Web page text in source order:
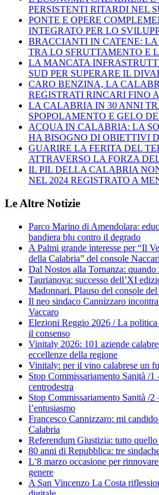
PERSISTENTI RITARDI NEL
PONTE E OPERE
INTEGRATO PER LO
BRACCIANTI IN CATENE:
TRA LO SFRUTTAMENTO E
LA MANCATA
SUD PER SUPERARE IL
CARO BENZINA, LA
REGISTRATI RINCARI FINO
LA CALABRIA IN 30 ANNI
SPOPOLAMENTO E GELO
ACQUA IN CALABRIA: LA
HA BISOGNO DI OBIETTIVI
GUARIRE LA FERITA DEL
ATTRAVERSO LA FORZA
IL PIL DELLA CALABRIA
NEL 2024 REGISTRATO A
Le Altre Notizie
Parco Marino di Amendolara:
bandiera blu contro il degrado
A Palmi grande interesse per “Il
della Calabria” del console Naccari
Dal Nostos alla Tornanza:
Taurianova: successo dell’XI
Madonnari. Plauso del console
Il neo sindaco Cannizzaro
Vaccaro
Elezioni Reggio 2026 / La politica
il consenso
Vinitaly 2026: 101 aziende
eccellenze della regione
Vinitaly: per il vino calabrese un
Stop Commissariamento Sanità /1
centrodestra
Stop Commissariamento Sanità /2
l’entusiasmo
Francesco Cannizzaro: mi
Calabria
Referendum Giustizia: tutto quello
80 anni di Repubblica: tre
L’8 marzo occasione per
genere
A San Vincenzo La Costa